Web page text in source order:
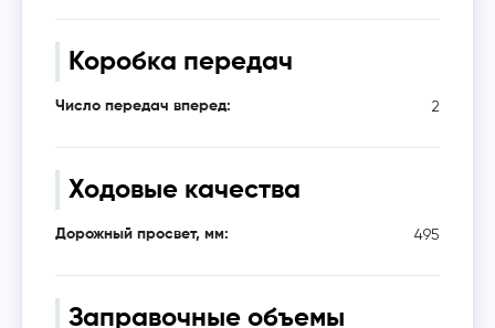
Коробка передач
Число передач вперед: 2
Ходовые качества
Дорожный просвет, мм: 495
Заправочные объемы